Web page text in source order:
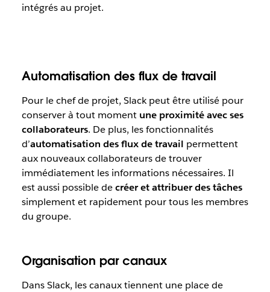
intégrés au projet.
Automatisation des flux de travail
Pour le chef de projet, Slack peut être utilisé pour
conserver à tout momentune proximité avec ses
collaborateurs. De plus, les fonctionnalités
d’automatisation des flux de travail permettent
aux nouveaux collaborateurs de trouver
immédiatement les informations nécessaires. Il
est aussi possible decréer et attribuer des tâches
simplement et rapidement pour tous les membres
du groupe.
Organisation par canaux
Dans Slack, les canaux tiennent une place de